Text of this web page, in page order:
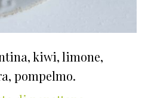
kiwi, limone,
pompelmo.